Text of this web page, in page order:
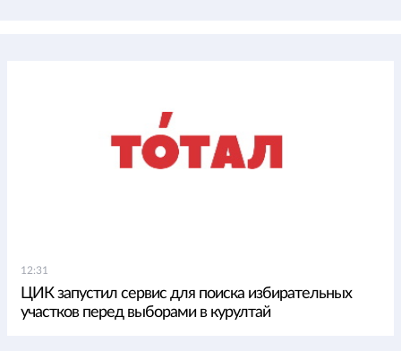
12:31
ЦИК запустил сервис для поиска избирательных
участков перед выборами в курултай